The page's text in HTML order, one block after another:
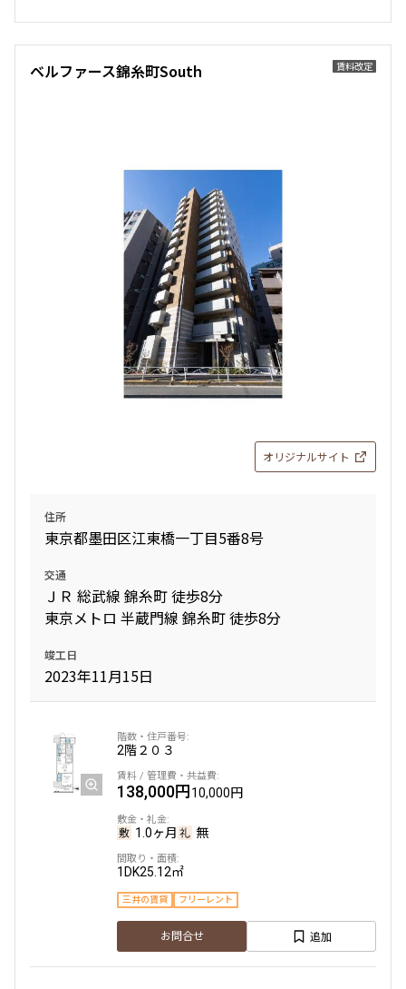
賃料改定
ベルファース錦糸町South
オリジナルサイト
住所
東京都墨田区江東橋一丁目5番8号
交通
ＪＲ 総武線 錦糸町 徒歩8分
東京メトロ 半蔵門線 錦糸町 徒歩8分
竣工日
2023年11月15日
2階２０３
138,000円10,000円
1.0ヶ月 無
1DK25.12㎡
三井の賃貸 フリーレント
お問合せ 追加